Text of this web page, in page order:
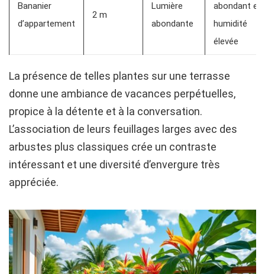
Bananier
d’appartement
2 m
Lumière
abondante
abondant et
humidité
élevée
La présence de telles plantes sur une terrasse
donne une ambiance de vacances perpétuelles,
propice à la détente et à la conversation.
L’association de leurs feuillages larges avec des
arbustes plus classiques crée un contraste
intéressant et une diversité d’envergure très
appréciée.